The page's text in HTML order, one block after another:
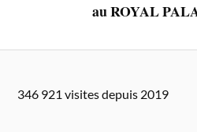
au ROYAL
346 921 visites depuis 2019